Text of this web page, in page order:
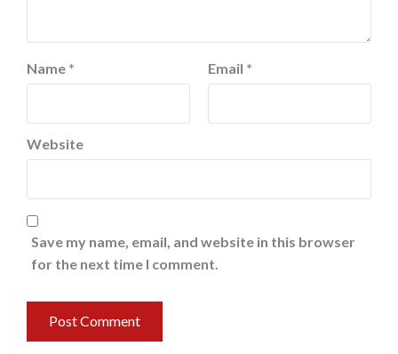
Name * Email *
Website
Save my name, email, and website in this browser
for the next time I comment.